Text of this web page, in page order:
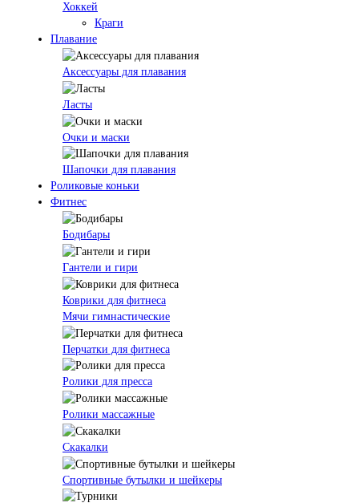
Хоккей
Краги
Плавание
Аксессуары для плавания
Ласты
Очки и маски
Шапочки для плавания
Роликовые коньки
Фитнес
Бодибары
Гантели и гири
Коврики для фитнеса
Мячи гимнастические
Перчатки для фитнеса
Ролики для пресса
Ролики массажные
Скакалки
Спортивные бутылки и шейкеры